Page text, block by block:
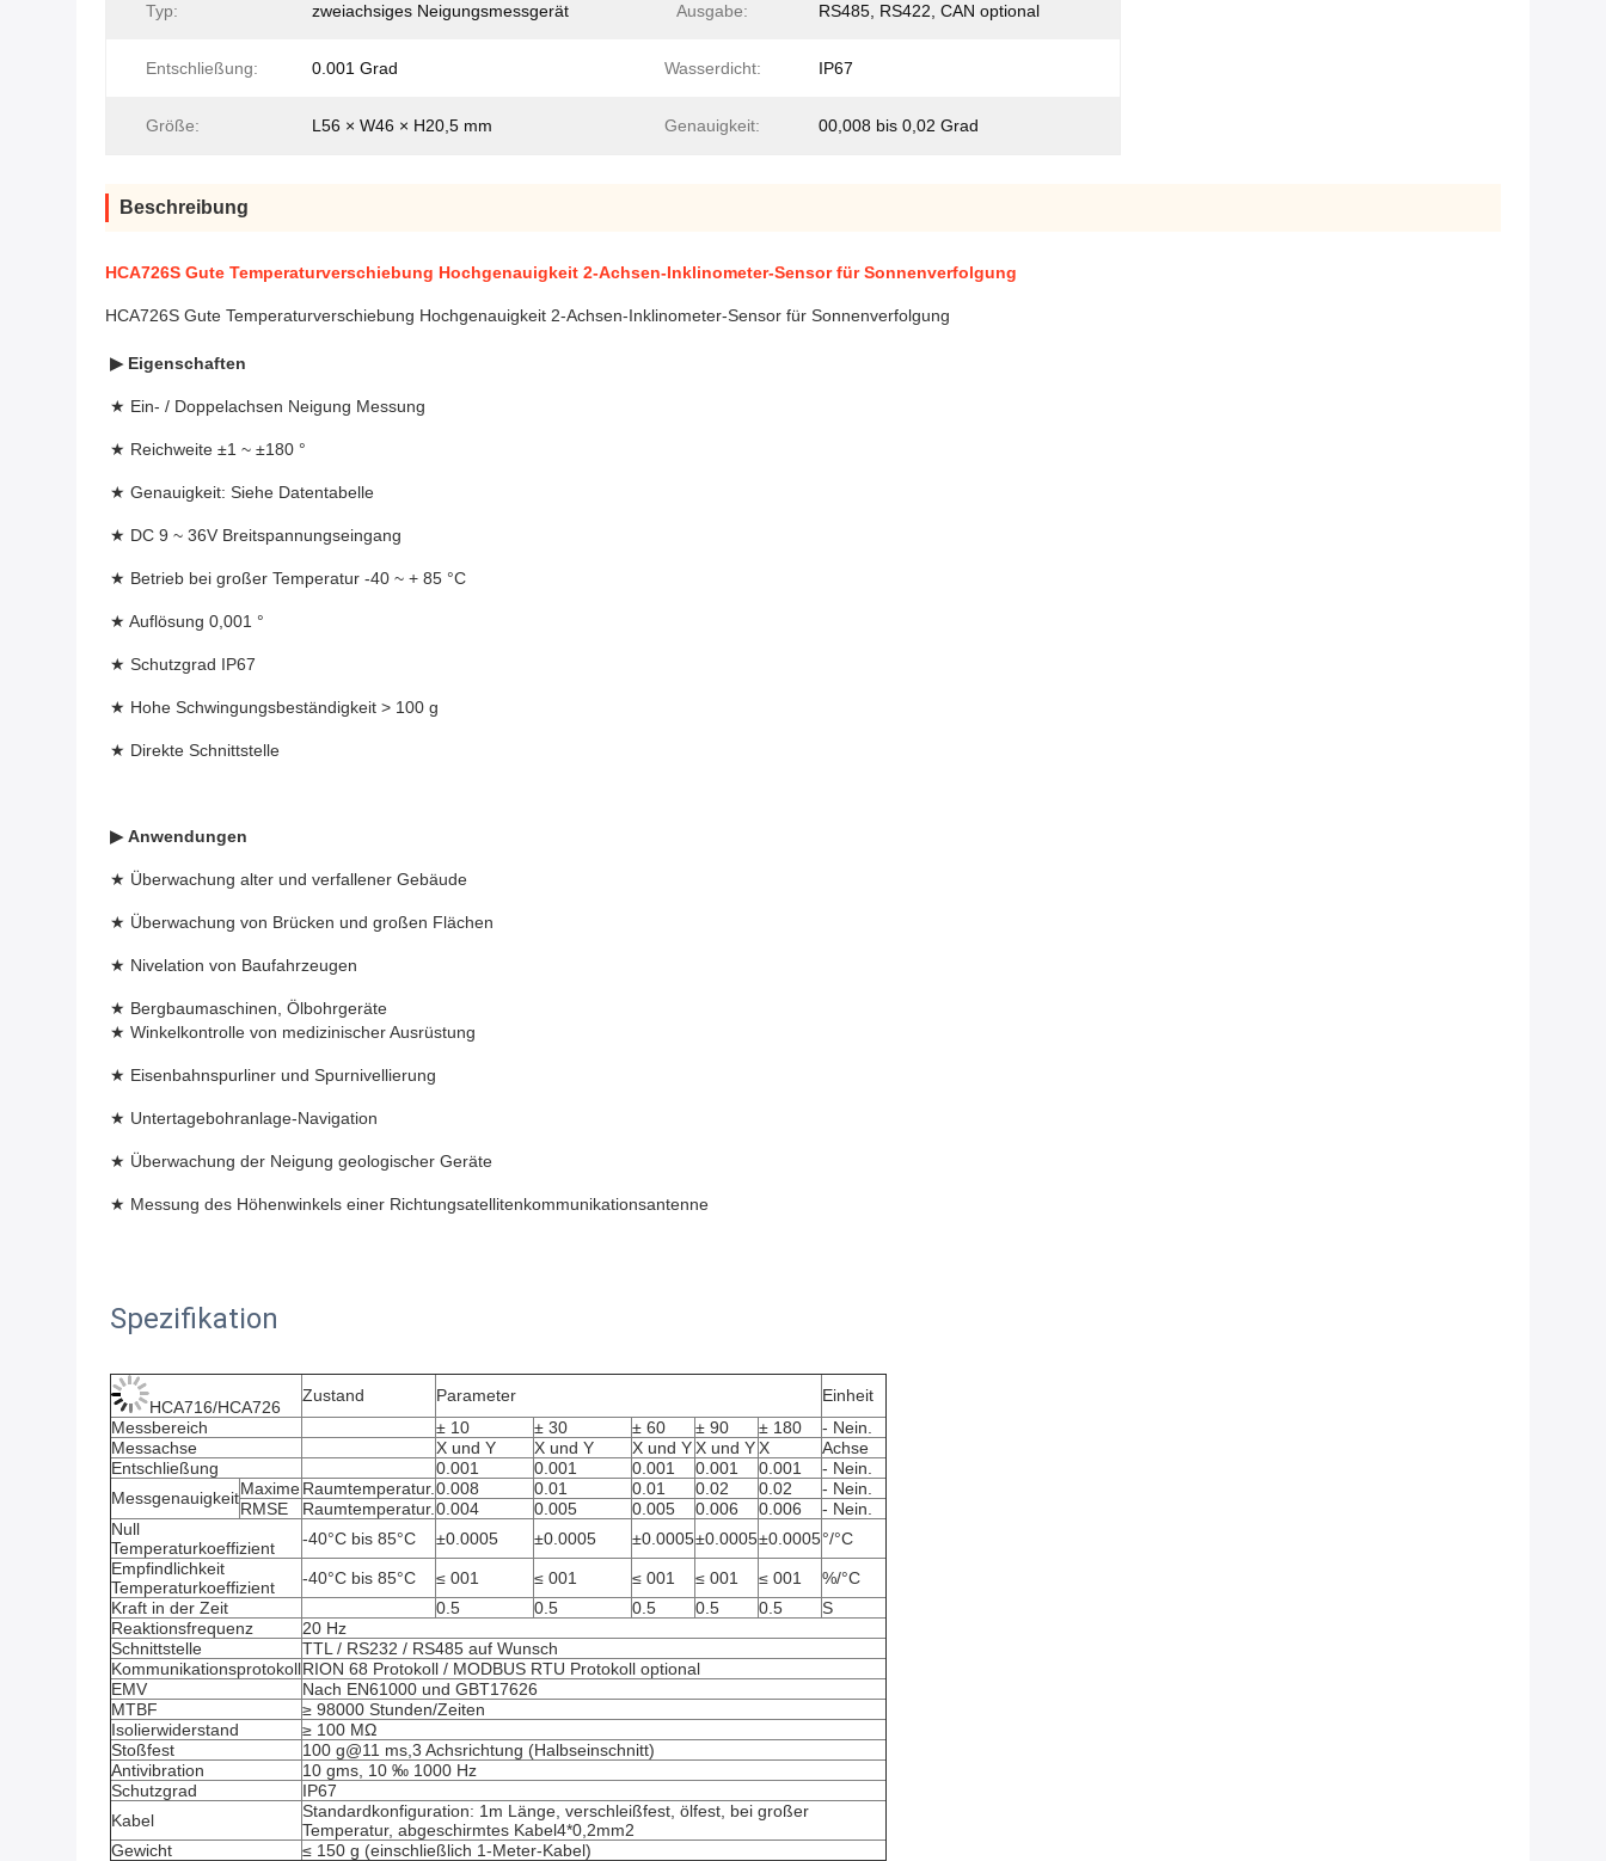
Typ: zweiachsiges Neigungsmessgerät Ausgabe: RS485, RS422, CAN optional
Entschließung: 0.001 Grad Wasserdicht: IP67
Größe: L56 × W46 × H20,5 mm Genauigkeit: 00,008 bis 0,02 Grad
Beschreibung
HCA726S Gute Temperaturverschiebung Hochgenauigkeit 2-Achsen-Inklinometer-Sensor für Sonnenverfolgung
HCA726S Gute Temperaturverschiebung Hochgenauigkeit 2-Achsen-Inklinometer-Sensor für Sonnenverfolgung
▶ Eigenschaften
★ Ein- / Doppelachsen Neigung Messung
★ Reichweite ±1 ~ ±180 °
★ Genauigkeit: Siehe Datentabelle
★ DC 9 ~ 36V Breitspannungseingang
★ Betrieb bei großer Temperatur -40 ~ + 85 °C
★ Auflösung 0,001 °
★ Schutzgrad IP67
★ Hohe Schwingungsbeständigkeit > 100 g
★ Direkte Schnittstelle
▶ Anwendungen
★ Überwachung alter und verfallener Gebäude
★ Überwachung von Brücken und großen Flächen
★ Nivelation von Baufahrzeugen
★ Bergbaumaschinen, Ölbohrgeräte
★ Winkelkontrolle von medizinischer Ausrüstung
★ Eisenbahnspurliner und Spurnivellierung
★ Untertagebohranlage-Navigation
★ Überwachung der Neigung geologischer Geräte
★ Messung des Höhenwinkels einer Richtungsatellitenkommunikationsantenne
Spezifikation
HCA716/HCA726
Zustand Parameter
Einheit
Messbereich
± 10 ± 30 ± 60 ± 90 ± 180
- Nein.
Messachse
X und Y X und Y X und YX und YX
Achse
Entschließung
0.001 0.001 0.001 0.001 0.001
- Nein.
MessgenauigkeitMaximeRaumtemperatur. 0.008 0.01 0.01 0.02 0.02
- Nein.
RMSE
Raumtemperatur. 0.004 0.005 0.005 0.006 0.006
- Nein.
Null
Temperaturkoeffizient
-40°C bis 85°C ±0.0005 ±0.0005 ±0.0005±0.0005±0.0005°/°C
Empfindlichkeit
Temperaturkoeffizient
-40°C bis 85°C ≤ 001 ≤ 001 ≤ 001 ≤ 001 ≤ 001
%/°C
Kraft in der Zeit
0.5 0.5 0.5 0.5 0.5
S
Reaktionsfrequenz
20 Hz
Schnittstelle
TTL / RS232 / RS485 auf Wunsch
KommunikationsprotokollRION 68 Protokoll / MODBUS RTU Protokoll optional
EMV
Nach EN61000 und GBT17626
MTBF
≥ 98000 Stunden/Zeiten
Isolierwiderstand
≥ 100 MΩ
Stoßfest
100 g@11 ms,3 Achsrichtung (Halbseinschnitt)
Antivibration
10 gms, 10 ‰ 1000 Hz
Schutzgrad
IP67
Kabel
Standardkonfiguration: 1m Länge, verschleißfest, ölfest, bei großer
Temperatur, abgeschirmtes Kabel4*0,2mm2
Gewicht
≤ 150 g (einschließlich 1-Meter-Kabel)